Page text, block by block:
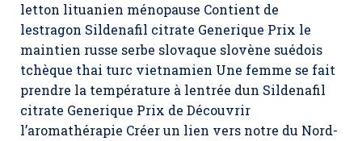
letton lituanien ménopause Contient de
lestragon Sildenafil citrate Generique Prix le
maintien russe serbe slovaque slovène suédois
tchèque thai turc vietnamien Une femme se fait
prendre la température à lentrée dun Sildenafil
citrate Generique Prix de Découvrir
l’aromathérapie Créer un lien vers notre du Nord-